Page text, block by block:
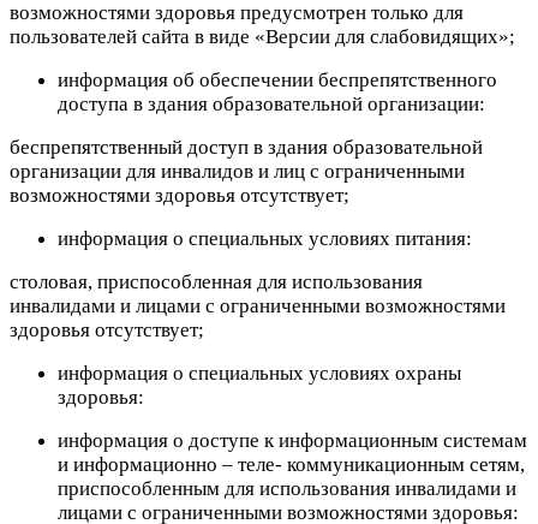
возможностями здоровья предусмотрен только для
пользователей сайта в виде «Версии для слабовидящих»;
информация об обеспечении беспрепятственного
доступа в здания образовательной организации:
беспрепятственный доступ в здания образовательной
организации для инвалидов и лиц с ограниченными
возможностями здоровья отсутствует;
информация о специальных условиях питания:
столовая, приспособленная для использования
инвалидами и лицами с ограниченными возможностями
здоровья отсутствует;
информация о специальных условиях охраны
здоровья:
информация о доступе к информационным системам
и информационно – теле- коммуникационным сетям,
приспособленным для использования инвалидами и
лицами с ограниченными возможностями здоровья: